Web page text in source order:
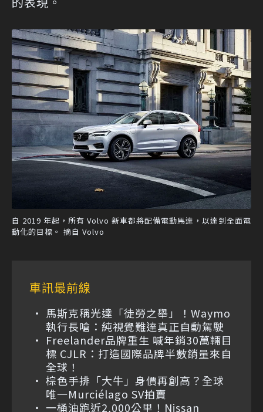
自 2019 年起，所有 Volvo 新車都將配備電動馬達，以達到全面電
動化的目標。 摘自 Volvo
車訊最前線
馬斯克稱光達「徒勞之舉」！Waymo
執行長嗆：純視覺難達真正自動駕駛
Freelander品牌重生 喊年銷30萬輛目
標 CJLR：打造國際品牌半數銷量來自
全球！
棕色手排「大牛」身價再創高？全球
唯一Murciélago SV拍賣
一桶油跑近2,000公里！Nissan